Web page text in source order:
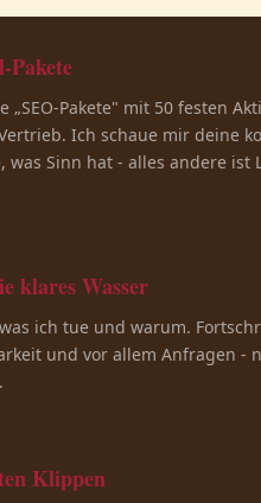
Pakete
„SEO-Pakete" mit 50 festen
Ich schaue mir deine
was Sinn hat - alles andere ist
klares Wasser
ich tue und warum.
und vor allem Anfragen -
Klippen